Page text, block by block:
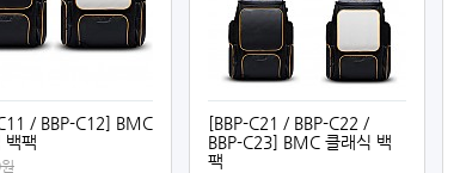
/ BBP-C12] BMC
백팩
[BBP-C21 / BBP-C22 /
BBP-C23] BMC 클래식 백
팩